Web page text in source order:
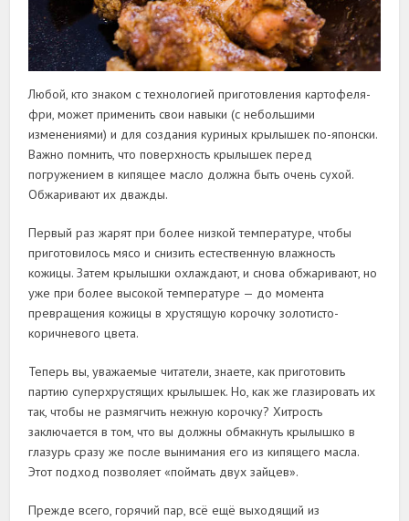
Любой, кто знаком с технологией приготовления картофеля-
фри, может применить свои навыки (с небольшими
изменениями) и для создания куриных крылышек по-японски.
Важно помнить, что поверхность крылышек перед
погружением в кипящее масло должна быть очень сухой.
Обжаривают их дважды.
Первый раз жарят при более низкой температуре, чтобы
приготовилось мясо и снизить естественную влажность
кожицы. Затем крылышки охлаждают, и снова обжаривают, но
уже при более высокой температуре — до момента
превращения кожицы в хрустящую корочку золотисто-
коричневого цвета.
Теперь вы, уважаемые читатели, знаете, как приготовить
партию суперхрустящих крылышек. Но, как же глазировать их
так, чтобы не размягчить нежную корочку? Хитрость
заключается в том, что вы должны обмакнуть крылышко в
глазурь сразу же после вынимания его из кипящего масла.
Этот подход позволяет «поймать двух зайцев».
Прежде всего, горячий пар, всё ещё выходящий из